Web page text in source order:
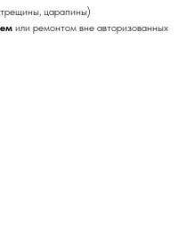
царапины)
или ремонтом вне авторизованных